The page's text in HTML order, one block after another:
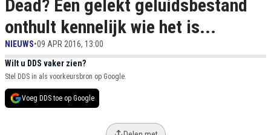
Dead? Een gelekt geluidsbestand
onthult kennelijk wie het is...
NIEUWS•09 APR 2016, 13:00
Wilt u DDS vaker zien?
Stel DDS in als voorkeursbron op Google.
Voeg DDS toe op Google